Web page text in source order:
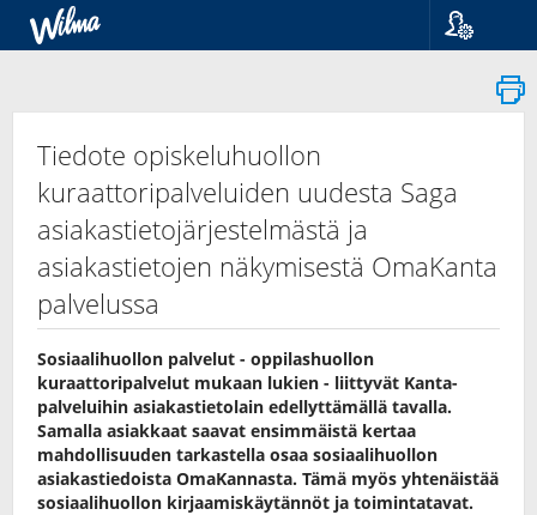
Suomi
Svenska
Tiedote opiskeluhuollon
kuraattoripalveluiden uudesta Saga
asiakastietojärjestelmästä ja
asiakastietojen näkymisestä OmaKanta
palvelussa
Sosiaalihuollon palvelut - oppilashuollon
kuraattoripalvelut mukaan lukien - liittyvät Kanta-
palveluihin asiakastietolain edellyttämällä tavalla.
Samalla asiakkaat saavat ensimmäistä kertaa
mahdollisuuden tarkastella osaa sosiaalihuollon
asiakastiedoista OmaKannasta. Tämä myös yhtenäistää
sosiaalihuollon kirjaamiskäytännöt ja toimintatavat.